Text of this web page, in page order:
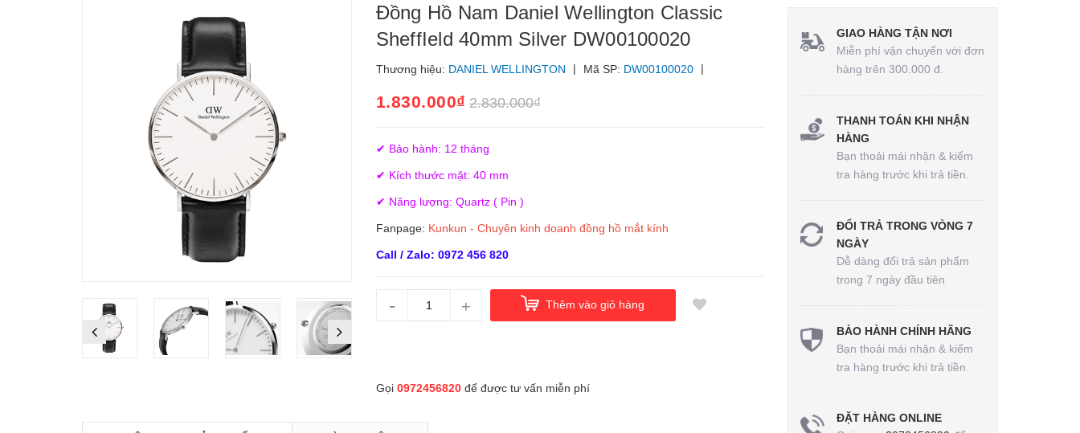
Đồng Hồ Nam Daniel Wellington Classic
SheffIeld 40mm Silver DW00100020
Thương hiệu: DANIEL WELLINGTON | Mã SP: DW00100020 |
1.830.000₫ 2.830.000₫
✔ Bảo hành: 12 tháng
✔ Kích thước mặt: 40 mm
✔ Năng lượng: Quartz ( Pin )
Fanpage: Kunkun - Chuyên kinh doanh đồng hồ mắt kính
Call / Zalo: 0972 456 820
- + Thêm vào giỏ hàng
Gọi 0972456820để được tư vấn miễn phí
GIAO HÀNG TẬN NƠI
Miễn phí vận chuyển với đơn
hàng trên 300.000 đ.
THANH TOÁN KHI NHẬN
HÀNG
Bạn thoải mái nhận & kiểm
tra hàng trước khi trả tiền.
ĐỔI TRẢ TRONG VÒNG 7
NGÀY
Dễ dàng đổi trả sản phẩm
trong 7 ngày đầu tiên
BẢO HÀNH CHÍNH HÃNG
Bạn thoải mái nhận & kiểm
tra hàng trước khi trả tiền.
ĐẶT HÀNG ONLINE